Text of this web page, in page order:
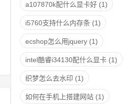
a107870k配什么显卡好 (1)
i5760支持什么内存条 (1)
ecshop怎么用jquery (1)
intel酷睿i34130配什么显卡 (1)
织梦怎么去水印 (1)
如何在手机上搭建网站 (1)